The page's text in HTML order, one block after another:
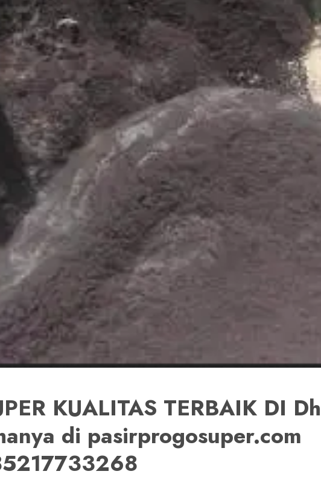
KUALITAS TERBAIK DI
di pasirprogosuper.com